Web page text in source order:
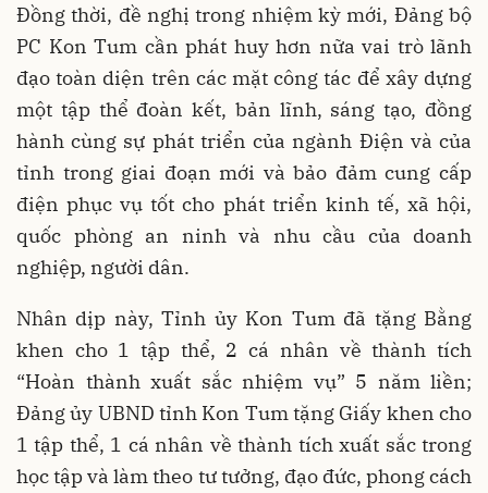
Đồng thời, đề nghị trong nhiệm kỳ mới, Đảng bộ
PC Kon Tum cần phát huy hơn nữa vai trò lãnh
đạo toàn diện trên các mặt công tác để xây dựng
một tập thể đoàn kết, bản lĩnh, sáng tạo, đồng
hành cùng sự phát triển của ngành Điện và của
tỉnh trong giai đoạn mới và bảo đảm cung cấp
điện phục vụ tốt cho phát triển kinh tế, xã hội,
quốc phòng an ninh và nhu cầu của doanh
nghiệp, người dân.
Nhân dịp này, Tỉnh ủy Kon Tum đã tặng Bằng
khen cho 1 tập thể, 2 cá nhân về thành tích
“Hoàn thành xuất sắc nhiệm vụ” 5 năm liền;
Đảng ủy UBND tỉnh Kon Tum tặng Giấy khen cho
1 tập thể, 1 cá nhân về thành tích xuất sắc trong
học tập và làm theo tư tưởng, đạo đức, phong cách